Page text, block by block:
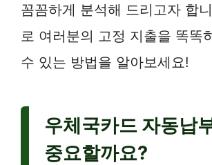
꼼꼼하게 분석해 드리고자 합
로 여러분의 고정 지출을 똑똑
수 있는 방법을 알아보세요!
우체국카드 자동납
중요할까요?